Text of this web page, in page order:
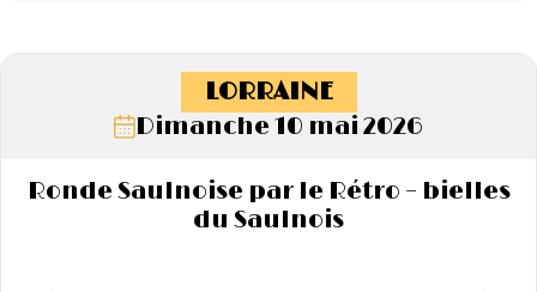
LORRAINE
Dimanche 10 mai 2026
Ronde Saulnoise par le Rétro – bielles
du Saulnois